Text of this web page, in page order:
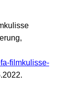
filmkulisse-